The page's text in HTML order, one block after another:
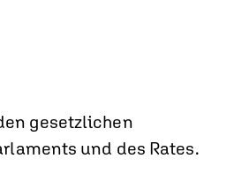
gesetzlichen
und des Rates.